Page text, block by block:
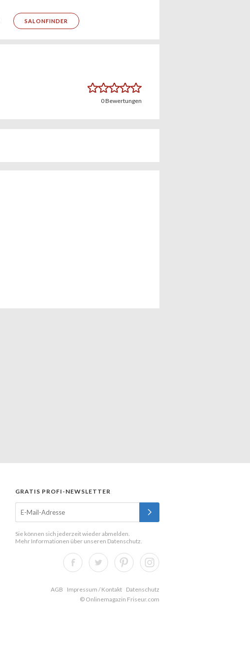
SALONFINDER
0Bewertungen
GRATIS PROFI-NEWSLETTER
Sie können sich jederzeit wieder abmelden.
Mehr Informationen über unseren Datenschutz.
AGB Impressum / Kontakt
Datenschutz
© Onlinemagazin Friseur.com